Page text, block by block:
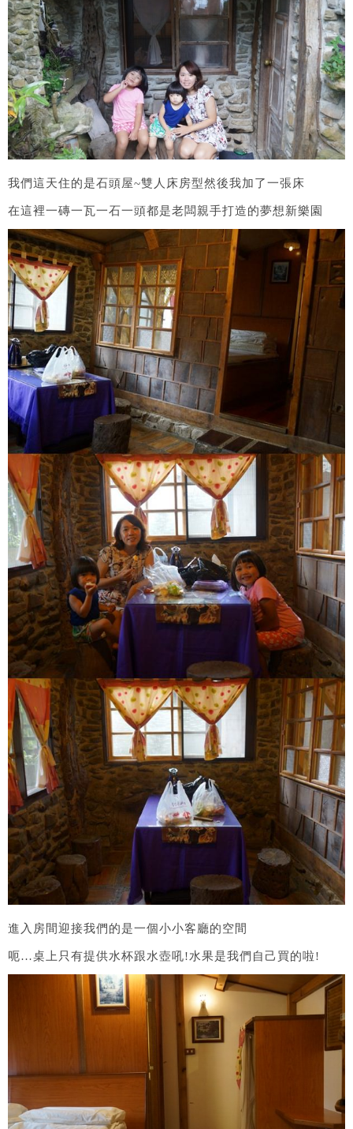
我們這天住的是石頭屋~雙人床房型然後我加了一張床
在這裡一磚一瓦一石一頭都是老闆親手打造的夢想新樂園
進入房間迎接我們的是一個小小客廳的空間
呃…桌上只有提供水杯跟水壺吼!水果是我們自己買的啦!